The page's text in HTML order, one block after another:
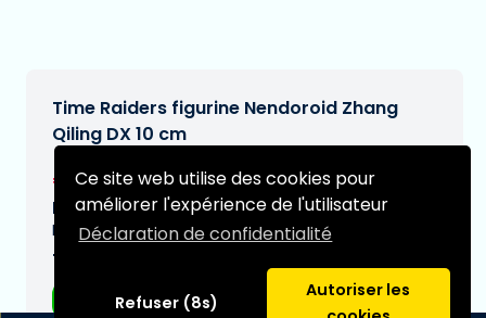
Ce site web utilise des cookies pour
améliorer l'expérience de l'utilisateur
Déclaration de confidentialité
Refuser (8s)
Autoriser les
Time Raiders figurine Nendoroid Zhang
Qiling DX 10 cm
€85,95 [Sous réserve de modifications]
Date de livraison prévue:
N/A
Type:
Figurines d'anime